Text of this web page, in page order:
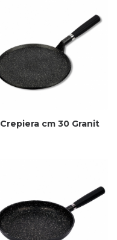
Crepiera cm 30 Granit